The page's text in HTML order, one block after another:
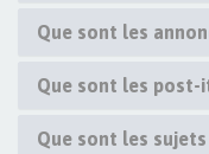
Que sont les
Que sont les post-
Que sont les